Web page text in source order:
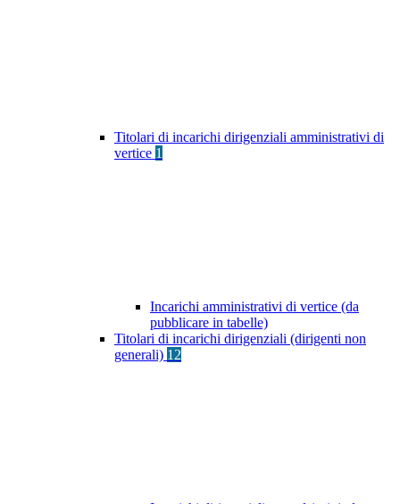
Titolari di incarichi dirigenziali amministrativi di
vertice 1
Incarichi amministrativi di vertice (da
pubblicare in tabelle)
Titolari di incarichi dirigenziali (dirigenti non
generali) 12